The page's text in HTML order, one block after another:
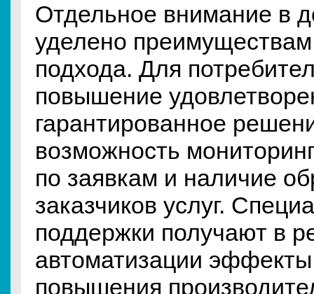
Отдельное внимание в
уделено преимуществам
подхода. Для
повышение
гарантированное
возможность
по заявкам и наличие
заказчиков услуг.
поддержки получают в
автоматизации
повышения